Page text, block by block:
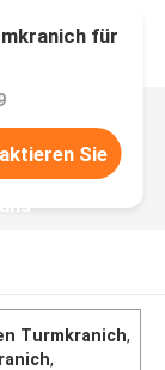
für
Sie
uns
Turmkranich,
,